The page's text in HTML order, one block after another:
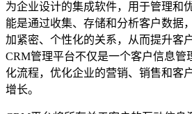
为企业设计的集成软件，用于管理和
能是通过收集、存储和分析客户数据
加紧密、个性化的关系，从而提升客
CRM管理平台不仅是一个客户信息管
化流程，优化企业的营销、销售和客
增长。